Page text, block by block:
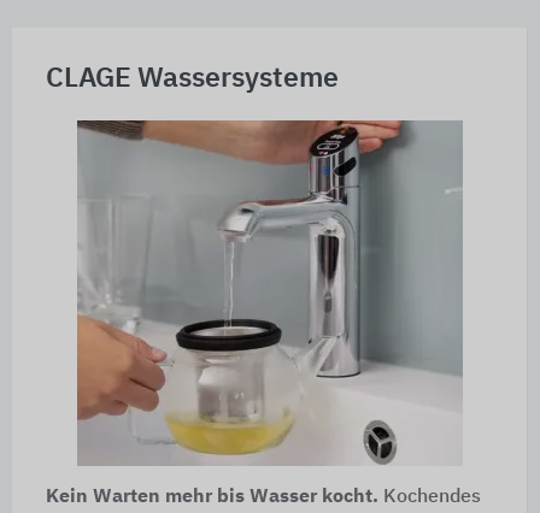
CLAGE Wassersysteme
Kein Warten mehr bis Wasser kocht. Kochendes